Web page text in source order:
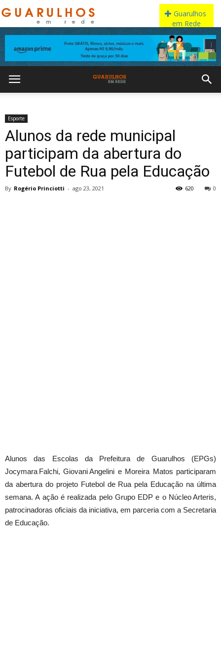
Esporte
Alunos da rede municipal
participam da abertura do
Futebol de Rua pela Educação
By Rogério Princiotti - ago 23, 2021 0
620
Alunos das Escolas da Prefeitura de Guarulhos (EPGs)
Jocymara Falchi, Giovani Angelini e Moreira Matos participaram
da abertura do projeto Futebol de Rua pela Educação na última
semana. A ação é realizada pelo Grupo EDP e o Núcleo Arteris,
patrocinadoras oficiais da iniciativa, em parceria com a Secretaria
de Educação.